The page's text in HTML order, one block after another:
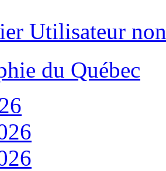
Utilisateur
du Québec